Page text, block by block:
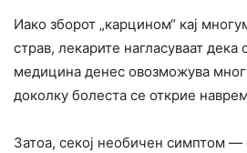
Иако зборот „карцином“ кај
страв, лекарите нагласуваат дека
медицина денес овозможува
доколку болеста се открие
Затоа, секој необичен симптом —